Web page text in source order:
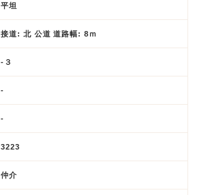
平坦
接道: 北 公道 道路幅: 8ｍ
-３
-
-
3223
仲介